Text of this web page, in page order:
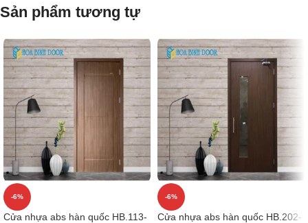
Sản phẩm tương tự
-6%
Cửa nhựa abs hàn quốc HB.113-
-6%
Cửa nhựa abs hàn quốc HB.202-